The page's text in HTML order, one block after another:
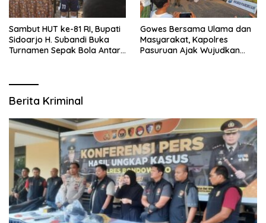
Sambut HUT ke-81 RI, Bupati
Sidoarjo H. Subandi Buka
Turnamen Sepak Bola Antar
Gowes Bersama Ulama dan
Masyarakat, Kapolres
Pasuruan Ajak Wujudkan
Berita Kriminal